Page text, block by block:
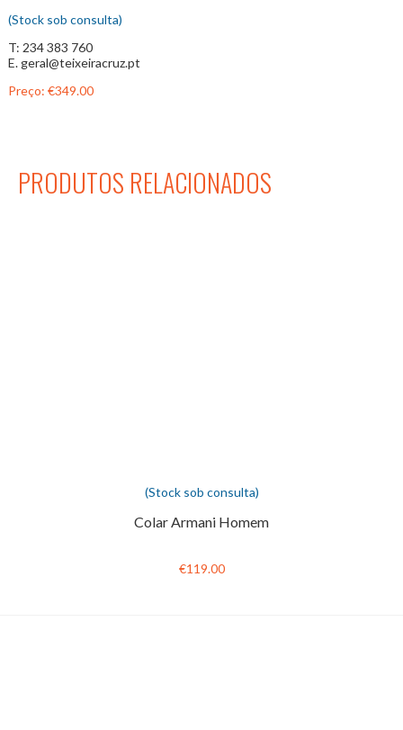
(Stock sob consulta)
T: 234 383 760
E. geral@teixeiracruz.pt
Preço: €349.00
PRODUTOS RELACIONADOS
(Stock sob consulta)
Colar Armani Homem
€119.00